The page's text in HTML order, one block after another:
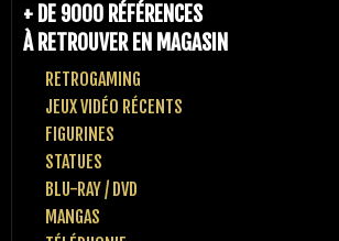
+ DE 9000 RÉFÉRENCES
À RETROUVER EN MAGASIN
RETROGAMING
JEUX VIDÉO RÉCENTS
FIGURINES
STATUES
BLU-RAY / DVD
MANGAS